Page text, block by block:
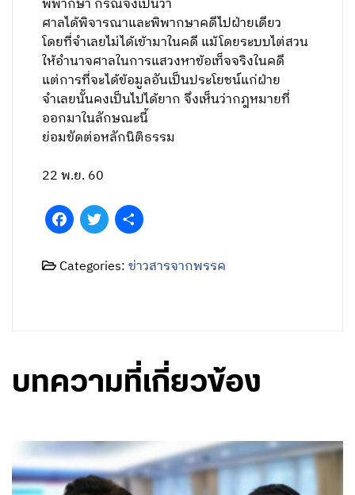
พิพากษา กรณีจึงเป็นว่า
ศาลได้พิจารณาและพิพากษาคดีไปฝ่ายเดียว
โดยที่จำเลยไม่ได้เข้ามาในคดี แม้โดยระบบไต่สวน
ให้อำนาจศาลในการแสวงหาข้อเท็จจริงในคดี
แต่การที่จะได้ข้อมูลอันเป็นประโยชน์แก่ฝ่าย
จำเลยนั้นคงเป็นไปได้ยาก จึงเห็นว่ากฎหมายที่
ออกมาในลักษณะนี้
ย่อมขัดต่อหลักนิติธรรม
22 พ.ย. 60
FacebookTwitter
Categories:ข่าวสารจากพรรค
บทความที่เกี่ยวข้อง